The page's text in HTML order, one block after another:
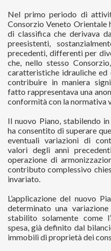
Nel primo periodo di
Consorzio Veneto Orientale
di classifica che derivava
preesistenti,
precedenti, differenti per
che, nello stesso
caratteristiche idrauliche ed
contribuire in maniera
fatto rappresentava una
conformità con la normativa
Il nuovo Piano, stabilendo
ha consentito di superare
eventuali variazioni di
valori degli anni
operazione di
contributo complessivo
invariato.
L’applicazione del nuovo
determinato una
stabilito solamente come
spesa, già definito dal
immobili di proprietà dei